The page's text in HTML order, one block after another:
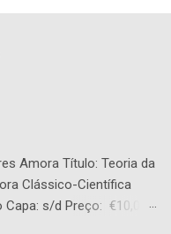
Amora Título: Teoria da
Clássico-Científica
s/d Preço: €10,00